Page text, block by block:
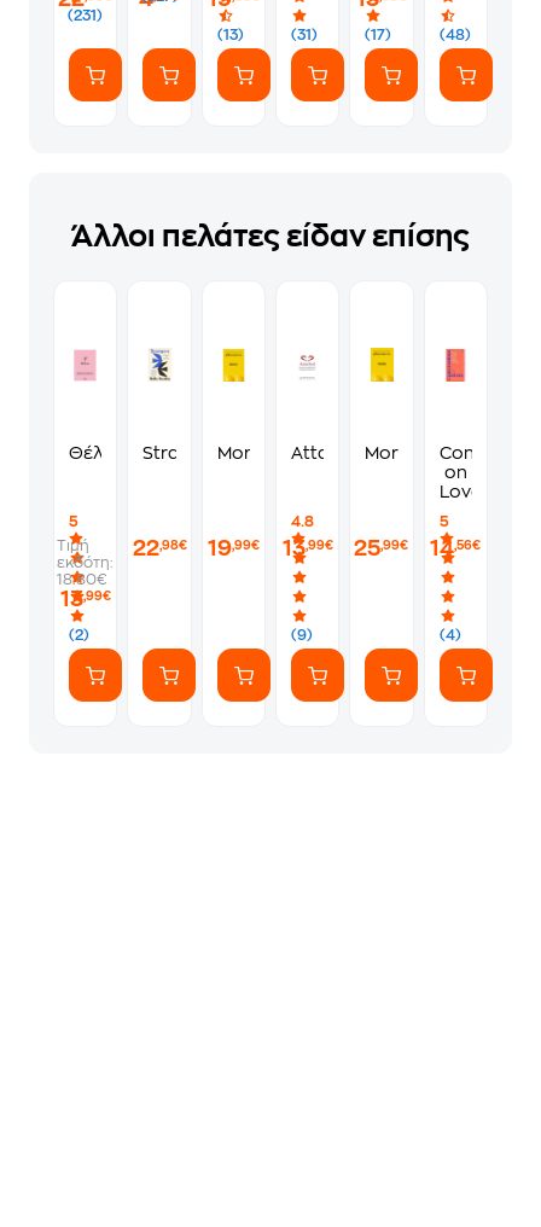
(231)
(13) (31) (17)
MP
με
Ανίχνευση
κίνησης
(48)
Άλλοι πελάτες είδαν επίσης
Θέλω
5
(2)
Τιμή
εκδότη:
18.80€
13,99€
Strangers
22,98€
More
19,99€
Attached
4.8
(9)
13,99€
More
25,99€
on
Love
5
(4)
14,56€